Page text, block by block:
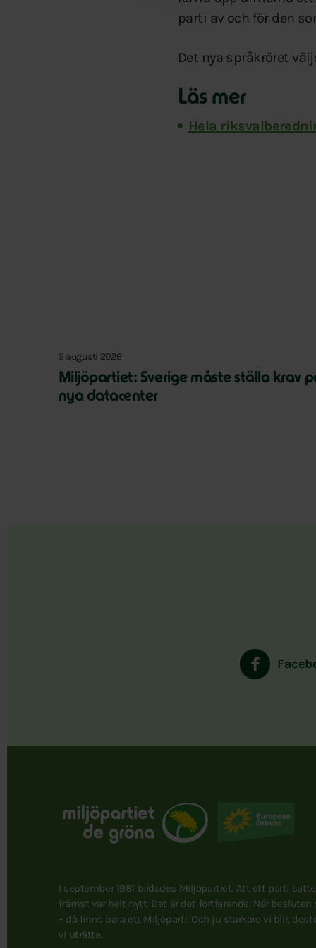
parti av och för den
Det nya språkröret
Läs mer
Hela
5 augusti 2026
Miljöpartiet: Sverige måste ställa krav
nya datacenter
I september 1981 bildades Miljöpartiet. Att ett parti
främst var helt nytt. Det är det fortfarande. När besluten
– då finns bara ett Miljöparti. Och ju starkare vi blir,
vi uträtta.